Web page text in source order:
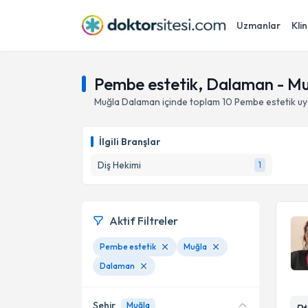
Uzmanlar
Pembe estetik, Dalaman -
Muğla Dalaman içinde toplam 10 Pembe estetik
İlgili Branşlar
Diş Hekimi
1
Aktif Filtreler
Pembe estetik
Muğla
Dalaman
Şehir Muğla